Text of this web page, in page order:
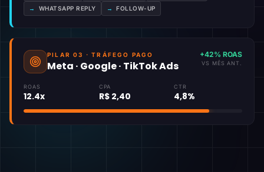
→ WHATSAPP REPLY → FOLLOW-UP
PILAR 03 · TRÁFEGO PAGO
Meta · Google · TikTok Ads
+42% ROAS
VS MÊS ANT.
ROAS
12.4x
CPA
R$ 2,40
CTR
4,8%